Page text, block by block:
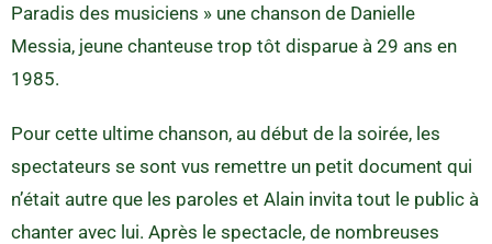
Paradis des musiciens » une chanson de Danielle
Messia, jeune chanteuse trop tôt disparue à 29 ans en
1985.
Pour cette ultime chanson, au début de la soirée, les
spectateurs se sont vus remettre un petit document qui
n’était autre que les paroles et Alain invita tout le public à
chanter avec lui. Après le spectacle, de nombreuses